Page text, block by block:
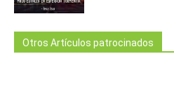
Otros Artículos patrocinados